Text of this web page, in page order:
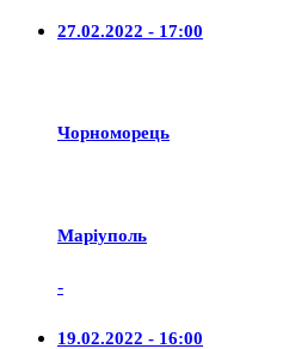
27.02.2022 - 17:00
Чорноморець
Маріуполь
-
19.02.2022 - 16:00